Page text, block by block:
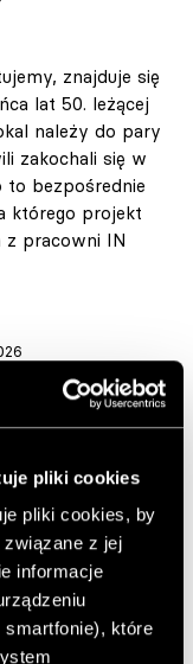
pliki cookies
pliki cookies, by
z jej
informacje
które
znajduje się
lat 50. leżącej
należy do pary
zakochali się w
to bezpośrednie
którego projekt
z pracowni IN
postanowiła
stylu
projektu